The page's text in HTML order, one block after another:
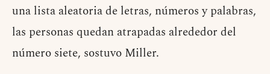
una lista aleatoria de letras, números y palabras,
las personas quedan atrapadas alrededor del
número siete, sostuvo Miller.